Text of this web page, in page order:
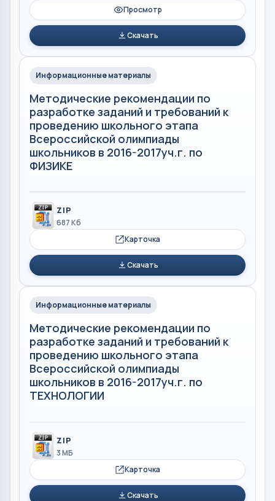
Просмотр
Скачать
Информационные материалы
Методические рекомендации по
разработке заданий и требований к
проведению школьного этапа
Всероссийской олимпиады
школьников в 2016-2017уч.г. по
ФИЗИКЕ
ZIP
687 Кб
Карточка
Скачать
Информационные материалы
Методические рекомендации по
разработке заданий и требований к
проведению школьного этапа
Всероссийской олимпиады
школьников в 2016-2017уч.г. по
ТЕХНОЛОГИИ
ZIP
3 МБ
Карточка
Скачать